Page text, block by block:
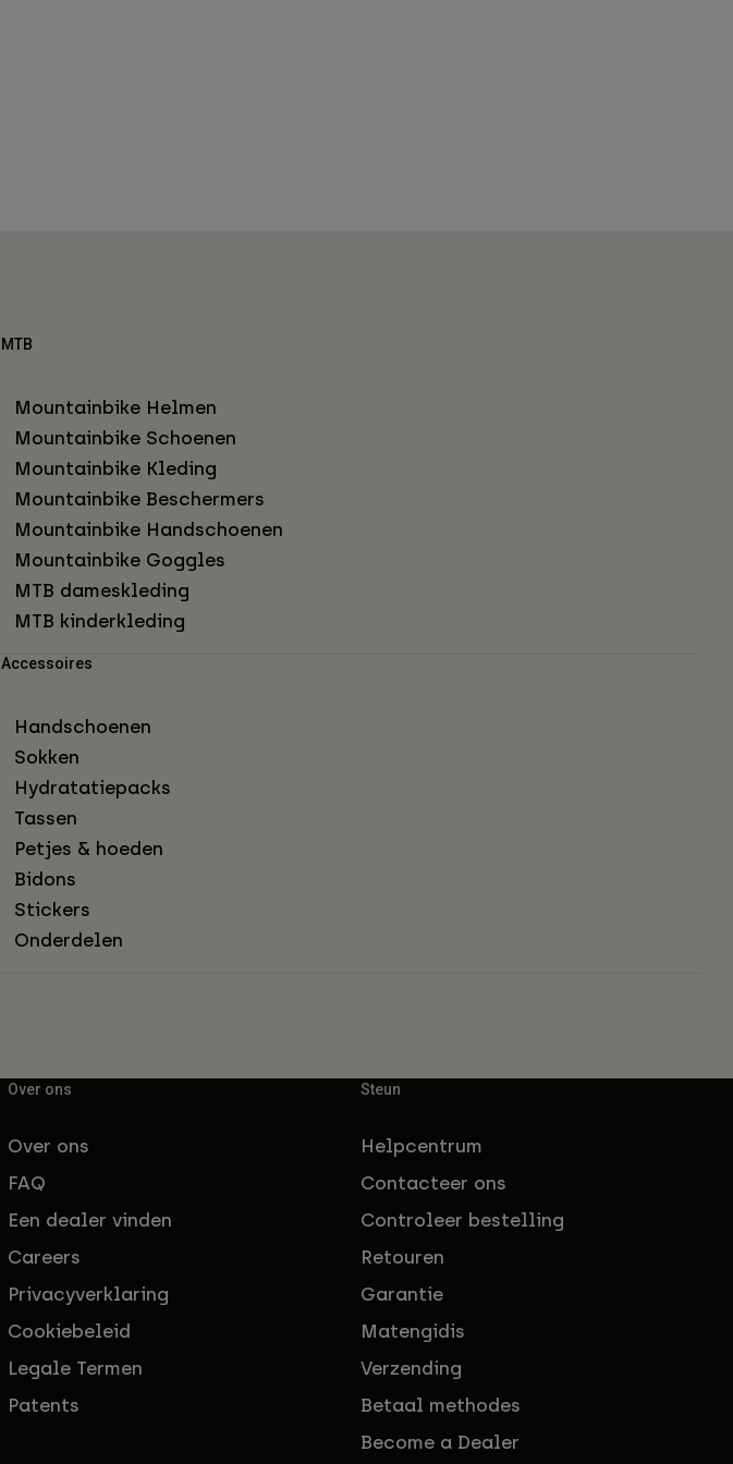
MTB
Mountainbike Helmen
Mountainbike Schoenen
Mountainbike Kleding
Mountainbike Beschermers
Mountainbike Handschoenen
Mountainbike Goggles
MTB dameskleding
MTB kinderkleding
Accessoires
Handschoenen
Sokken
Hydratatiepacks
Tassen
Petjes & hoeden
Bidons
Stickers
Onderdelen
Over ons
Over ons
FAQ
Een dealer vinden
Careers
Privacyverklaring
Cookiebeleid
Legale Termen
Patents
Steun
Helpcentrum
Contacteer ons
Controleer bestelling
Retouren
Garantie
Matengidis
Verzending
Betaal methodes
Become a Dealer